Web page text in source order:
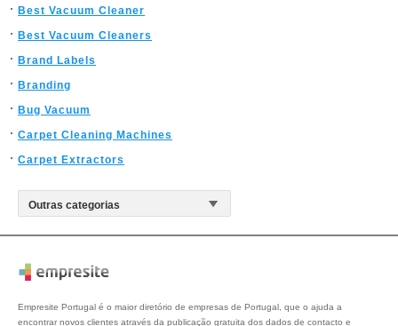
Best Vacuum Cleaner
Best Vacuum Cleaners
Brand Labels
Branding
Bug Vacuum
Carpet Cleaning Machines
Carpet Extractors
Empresite Portugal é o maior diretório de empresas de Portugal, que o ajuda a
encontrar novos clientes através da publicação gratuita dos dados de contacto e